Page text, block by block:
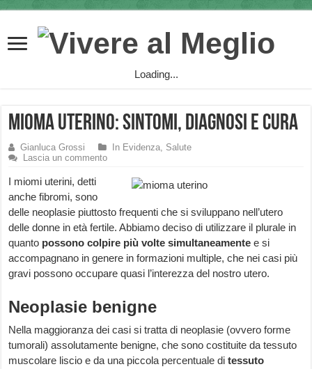
Loading...
Mioma Uterino: sintomi, diagnosi e cura
Gianluca Grossi In Evidenza, Salute
Lascia un commento
I miomi uterini, detti
anche fibromi, sono
delle neoplasie piuttosto frequenti che si sviluppano nell’utero
delle donne in età fertile. Abbiamo deciso di utilizzare il plurale in
quanto possono colpire più volte simultaneamente e si
accompagnano in genere in formazioni multiple, che nei casi più
gravi possono occupare quasi l’interezza del nostro utero.
Neoplasie benigne
Nella maggioranza dei casi si tratta di neoplasie (ovvero forme
tumorali) assolutamente benigne, che sono costituite da tessuto
muscolare liscio e da una piccola percentuale ditessuto